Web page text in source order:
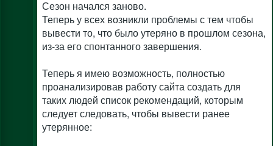
Сезон начался заново.
Теперь у всех возникли проблемы с тем чтобы
вывести то, что было утеряно в прошлом сезона,
из-за его спонтанного завершения.
Теперь я имею возможность, полностью
проанализировав работу сайта создать для
таких людей список рекомендаций, которым
следует следовать, чтобы вывести ранее
утерянное: